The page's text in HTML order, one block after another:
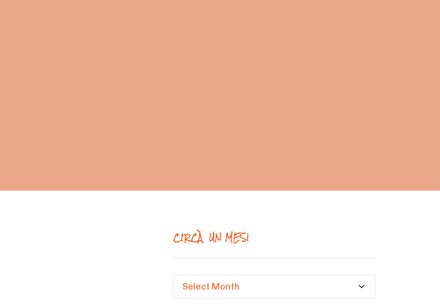
CIRCÀ UN MESI
Circà